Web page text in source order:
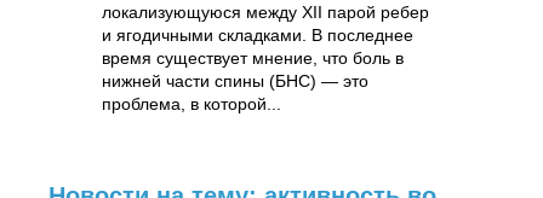
локализующуюся между XII парой ребер
и ягодичными складками. В последнее
время существует мнение, что боль в
нижней части спины (БНС) — это
проблема, в которой...